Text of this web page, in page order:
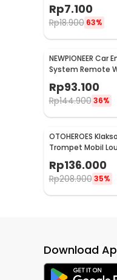
H-10
Rp7.100
Rp18.900 63%
NEWPIONEER Car
System Remote
12V Door Lock
Rp93.100
Rp144.900 36%
OTOHEROES
Trompet Mobil
Horn 150dB 12V -
Rp136.000
Rp208.900 35%
Download